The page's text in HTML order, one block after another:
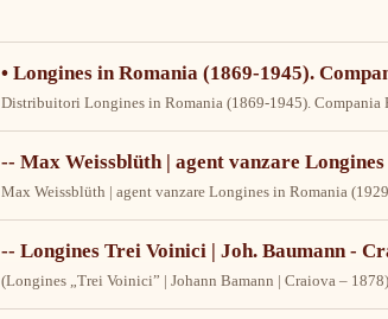
• Longines in Romania (1869-1945).
Distribuitori Longines in Romania (1869-1945). Compania
-- Max Weissblüth | agent vanzare
Max Weissblüth | agent vanzare Longines in Romania
-- Longines Trei Voinici | Joh. Baumann -
(Longines „Trei Voinici” | Johann Bamann | Craiova – 1878)